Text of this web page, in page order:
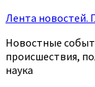
Лента новостей.
Новостные
происшествия,
наука